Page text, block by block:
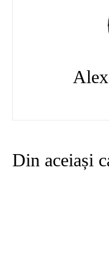
Din aceiași